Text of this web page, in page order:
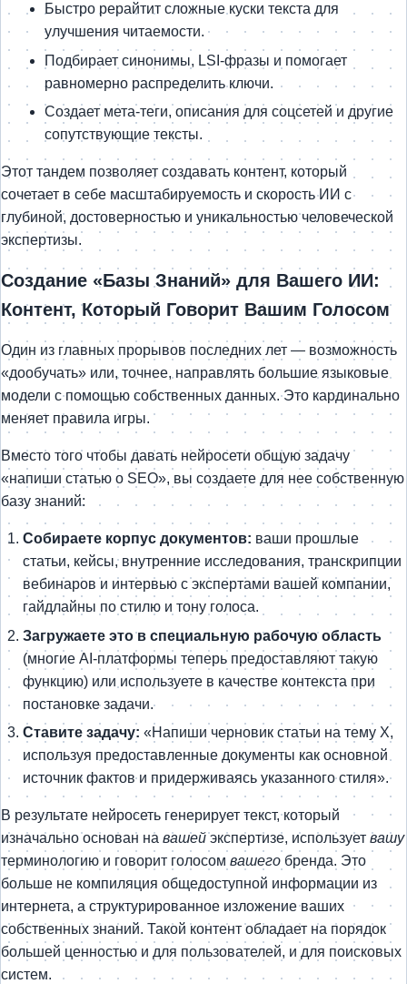
Быстро рерайтит сложные куски текста для
улучшения читаемости.
Подбирает синонимы, LSI-фразы и помогает
равномерно распределить ключи.
Создает мета-теги, описания для соцсетей и другие
сопутствующие тексты.
Этот тандем позволяет создавать контент, который
сочетает в себе масштабируемость и скорость ИИ с
глубиной, достоверностью и уникальностью человеческой
экспертизы.
Создание «Базы Знаний» для Вашего ИИ:
Контент, Который Говорит Вашим Голосом
Один из главных прорывов последних лет — возможность
«дообучать» или, точнее, направлять большие языковые
модели с помощью собственных данных. Это кардинально
меняет правила игры.
Вместо того чтобы давать нейросети общую задачу
«напиши статью о SEO», вы создаете для нее собственную
базу знаний:
Собираете корпус документов: ваши прошлые
статьи, кейсы, внутренние исследования, транскрипции
вебинаров и интервью с экспертами вашей компании,
гайдлайны по стилю и тону голоса.
Загружаете это в специальную рабочую область
(многие AI-платформы теперь предоставляют такую
функцию) или используете в качестве контекста при
постановке задачи.
Ставите задачу: «Напиши черновик статьи на тему X,
используя предоставленные документы как основной
источник фактов и придерживаясь указанного стиля».
В результате нейросеть генерирует текст, который
изначально основан на вашейэкспертизе, использует вашу
терминологию и говорит голосом вашего бренда. Это
больше не компиляция общедоступной информации из
интернета, а структурированное изложение ваших
собственных знаний. Такой контент обладает на порядок
большей ценностью и для пользователей, и для поисковых
систем.